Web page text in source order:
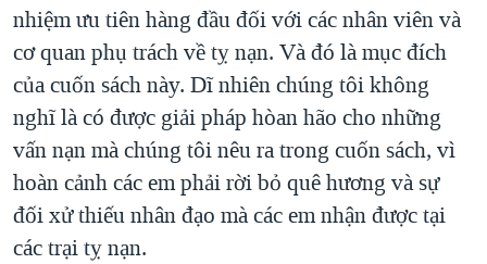
nhiệm ưu tiên hàng đầu đối với các nhân viên và
cơ quan phụ trách về tỵ nạn. Và đó là mục đích
của cuốn sách này. Dĩ nhiên chúng tôi không
nghĩ là có được giải pháp hòan hão cho những
vấn nạn mà chúng tôi nêu ra trong cuốn sách, vì
hoàn cảnh các em phải rời bỏ quê hương và sự
đối xử thiếu nhân đạo mà các em nhận được tại
các trại tỵ nạn.